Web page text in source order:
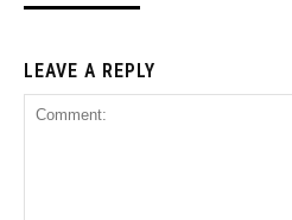
LEAVE A REPLY